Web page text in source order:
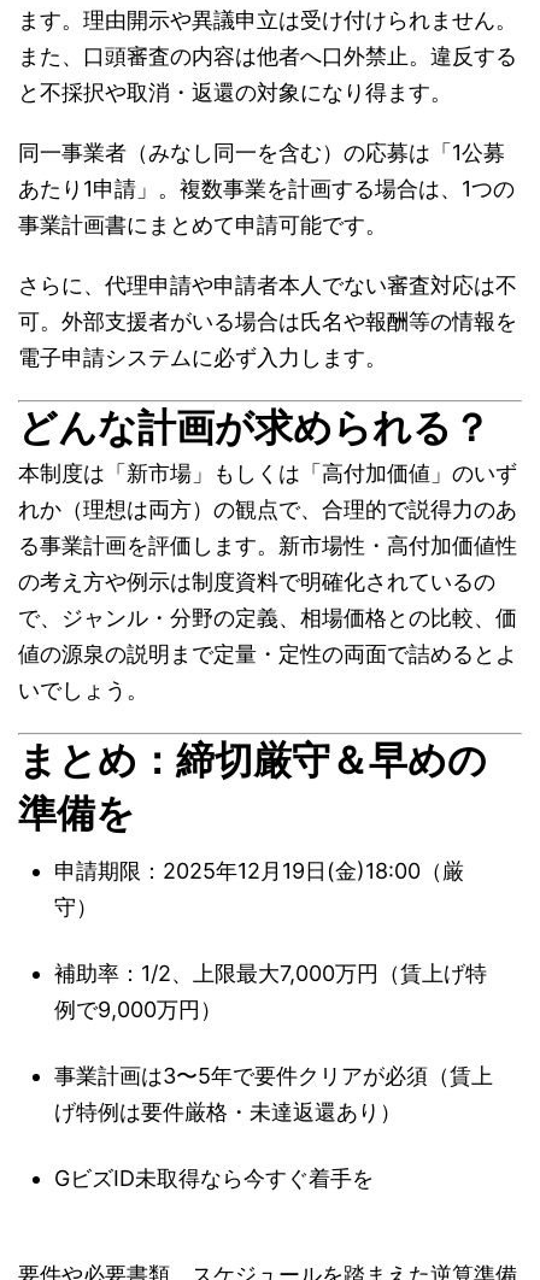
ます。理由開示や異議申立は受け付けられません。
また、口頭審査の内容は他者へ口外禁止。違反する
と不採択や取消・返還の対象になり得ます。
同一事業者（みなし同一を含む）の応募は「1公募
あたり1申請」。複数事業を計画する場合は、1つの
事業計画書にまとめて申請可能です。
さらに、代理申請や申請者本人でない審査対応は不
可。外部支援者がいる場合は氏名や報酬等の情報を
電子申請システムに必ず入力します。
どんな計画が求められる？
本制度は「新市場」もしくは「高付加価値」のいず
れか（理想は両方）の観点で、合理的で説得力のあ
る事業計画を評価します。新市場性・高付加価値性
の考え方や例示は制度資料で明確化されているの
で、ジャンル・分野の定義、相場価格との比較、価
値の源泉の説明まで定量・定性の両面で詰めるとよ
いでしょう。
まとめ：締切厳守＆早めの
準備を
申請期限：2025年12月19日(金)18:00（厳
守）
補助率：1/2、上限最大7,000万円（賃上げ特
例で9,000万円）
事業計画は3〜5年で要件クリアが必須（賃上
げ特例は要件厳格・未達返還あり）
GビズID未取得なら今すぐ着手を
要件や必要書類、スケジュールを踏まえた逆算準備